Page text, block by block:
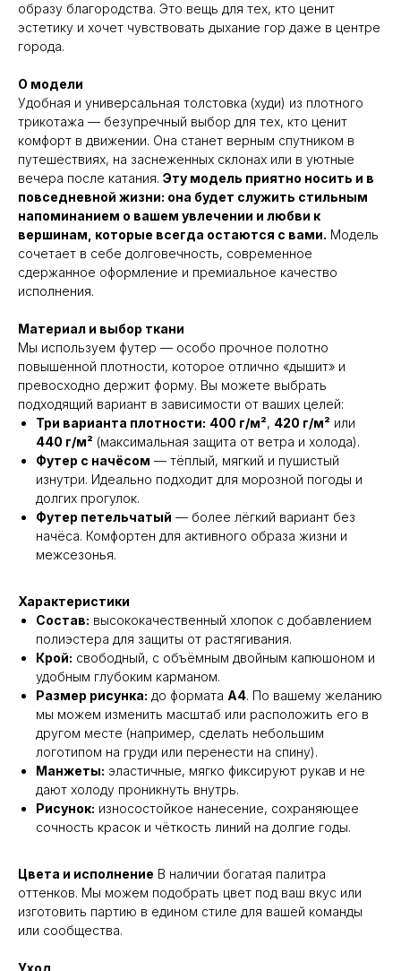
образу благородства. Это вещь для тех, кто ценит
эстетику и хочет чувствовать дыхание гор даже в центре
города.
О модели
Удобная и универсальная толстовка (худи) из плотного
трикотажа — безупречный выбор для тех, кто ценит
комфорт в движении. Она станет верным спутником в
путешествиях, на заснеженных склонах или в уютные
вечера после катания. Эту модель приятно носить и в
повседневной жизни: она будет служить стильным
напоминанием о вашем увлечении и любви к
вершинам, которые всегда остаются с вами. Модель
сочетает в себе долговечность, современное
сдержанное оформление и премиальное качество
исполнения.
Материал и выбор ткани
Мы используем футер — особо прочное полотно
повышенной плотности, которое отлично «дышит» и
превосходно держит форму. Вы можете выбрать
подходящий вариант в зависимости от ваших целей:
Три варианта плотности: 400 г/м², 420 г/м² или
440 г/м² (максимальная защита от ветра и холода).
Футер с начёсом — тёплый, мягкий и пушистый
изнутри. Идеально подходит для морозной погоды и
долгих прогулок.
Футер петельчатый — более лёгкий вариант без
начёса. Комфортен для активного образа жизни и
межсезонья.
Характеристики
Состав: высококачественный хлопок с добавлением
полиэстера для защиты от растягивания.
Крой: свободный, с объёмным двойным капюшоном и
удобным глубоким карманом.
Размер рисунка: до формата А4. По вашему желанию
мы можем изменить масштаб или расположить его в
другом месте (например, сделать небольшим
логотипом на груди или перенести на спину).
Манжеты: эластичные, мягко фиксируют рукав и не
дают холоду проникнуть внутрь.
Рисунок: износостойкое нанесение, сохраняющее
сочность красок и чёткость линий на долгие годы.
Цвета и исполнение В наличии богатая палитра
оттенков. Мы можем подобрать цвет под ваш вкус или
изготовить партию в едином стиле для вашей команды
или сообщества.
Уход